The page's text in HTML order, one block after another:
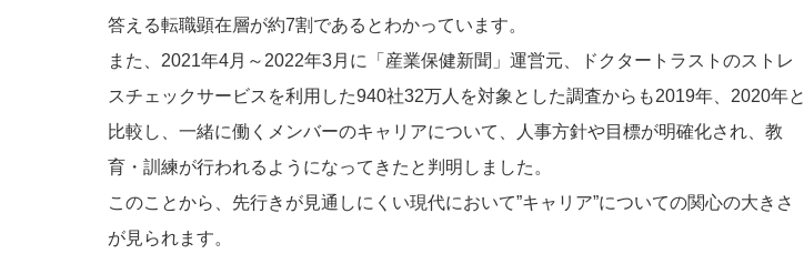
答える転職顕在層が約7割であるとわかっています。
また、2021年4月～2022年3月に「産業保健新聞」運営元、ドクタートラストのストレ
スチェックサービスを利用した940社32万人を対象とした調査からも2019年、2020年と
比較し、一緒に働くメンバーのキャリアについて、人事方針や目標が明確化され、教
育・訓練が行われるようになってきたと判明しました。
このことから、先行きが見通しにくい現代において”キャリア”についての関心の大きさ
が見られます。